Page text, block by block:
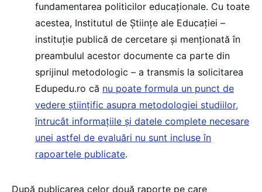
fundamentarea politicilor educaționale. Cu toate
acestea, Institutul de Științe ale Educației –
instituție publică de cercetare și menționată în
preambulul acestor documente ca parte din
sprijinul metodologic – a transmis la solicitarea
Edupedu.ro că nu poate formula un punct de
vedere științific asupra metodologiei studiilor,
întrucât informațiile și datele complete necesare
unei astfel de evaluări nu sunt incluse în
rapoartele publicate.
După publicarea celor două raporte pe care